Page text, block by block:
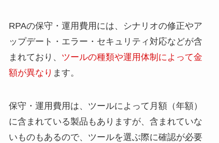
RPAの保守・運用費用には、シナリオの修正やア
ップデート・エラー・セキュリティ対応などが含
まれており、 ツールの種類や運用体制によって金
額が異なり ます。
保守・運用費用は、ツールによって月額（年額）
に含まれている製品もありますが、含まれていな
いものもあるので、ツールを選ぶ際に確認が必要